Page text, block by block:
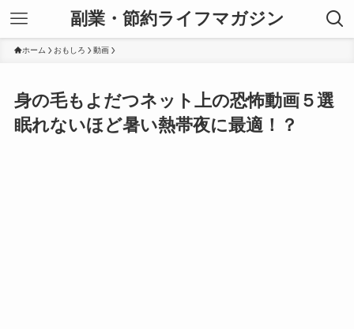
副業・節約ライフマガジン
ホーム おもしろ 動画
身の毛もよだつネット上の恐怖動画５選
眠れないほど暑い熱帯夜に最適！？